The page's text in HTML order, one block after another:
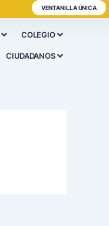
VENTANILLA ÚNICA
COLEGIO
CIUDADANOS